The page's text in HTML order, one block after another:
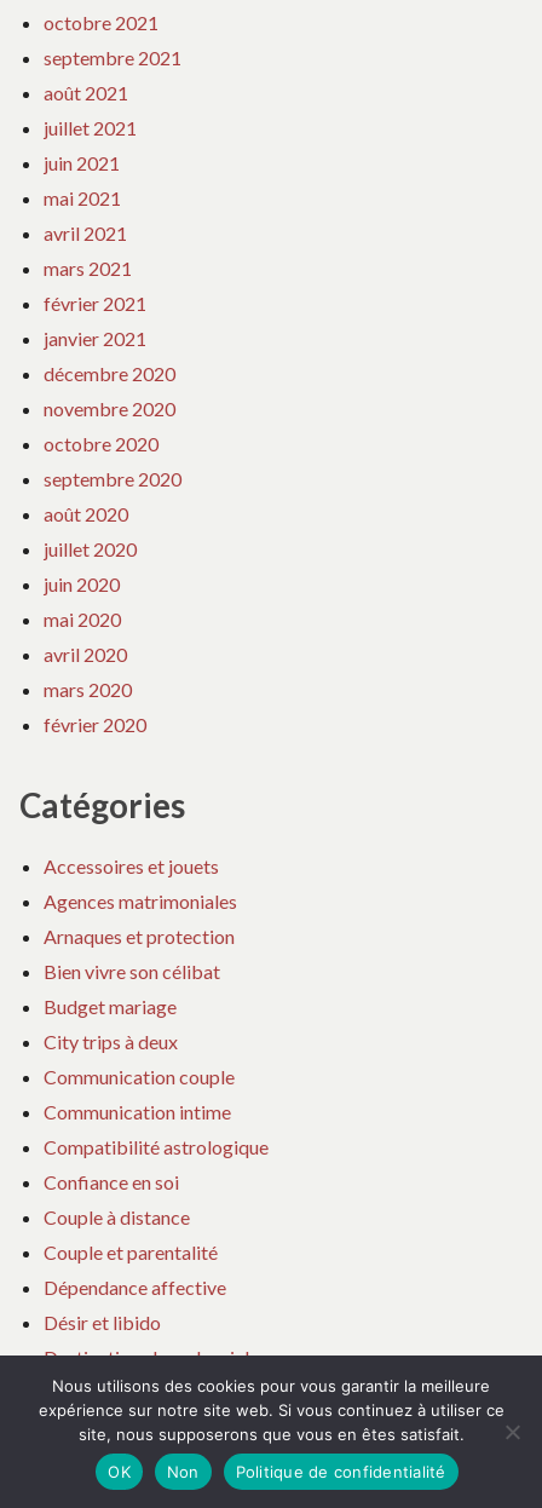
octobre 2021
septembre 2021
août 2021
juillet 2021
juin 2021
mai 2021
avril 2021
mars 2021
février 2021
janvier 2021
décembre 2020
novembre 2020
octobre 2020
septembre 2020
août 2020
juillet 2020
juin 2020
mai 2020
avril 2020
mars 2020
février 2020
Catégories
Accessoires et jouets
Agences matrimoniales
Arnaques et protection
Bien vivre son célibat
Budget mariage
City trips à deux
Communication couple
Communication intime
Compatibilité astrologique
Confiance en soi
Couple à distance
Couple et parentalité
Dépendance affective
Désir et libido
Destinations lune de miel
Développement personnel
Divorce
Famille recomposée
Fiançailles
Nous utilisons des cookies pour vous garantir la meilleure
expérience sur notre site web. Si vous continuez à utiliser ce
site, nous supposerons que vous en êtes satisfait.
OK
Non Politique de confidentialité